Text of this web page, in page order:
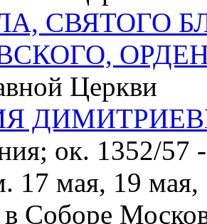
СВЯТОГО
Церкви
ок. 1352/57
17 мая, 19
Соборе